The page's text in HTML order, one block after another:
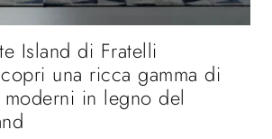
Island di Fratelli
una ricca gamma di
in legno del